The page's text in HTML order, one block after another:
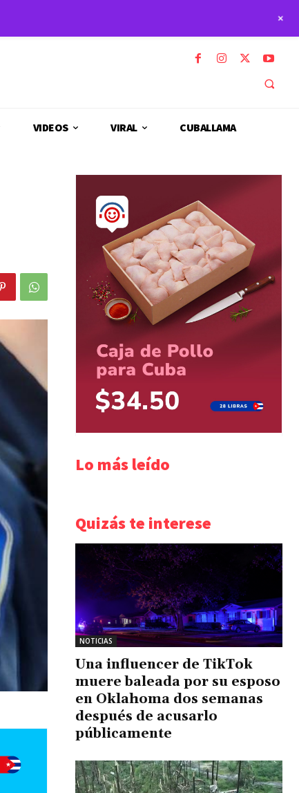
VIDEOS VIRAL CUBALLAMA
Lo más leído
Quizás te interese
NOTICIAS
Una influencer de TikTok
muere baleada por su esposo
en Oklahoma dos semanas
después de acusarlo
públicamente
+